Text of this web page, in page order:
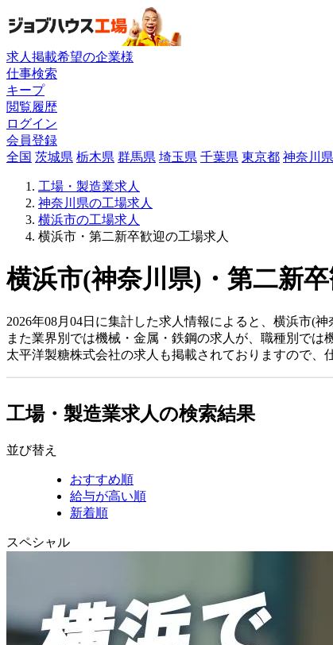
求人掲載希望の企業様
仕事検索
キープ
閲覧履歴
ログイン
会員登録
全国 茨城県 栃木県 群馬県 埼玉県 千葉県 東京都 神奈川県
工場・製造業求人
神奈川県の工場求人
横浜市の工場求人
横浜市・第二新卒歓迎の工場求人
横浜市(神奈川県)・第二新
2026年08月04日に集計した求人情報によると、横浜市(
また業界別では機械・金属・鉄鋼の求人が、職種別では
太平洋製糖株式会社の求人も掲載されておりますので、
工場・製造業求人の検索結果
並び替え
おすすめ順
給与が高い順
新着順
スペシャル